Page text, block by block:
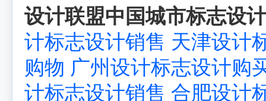
设计联盟中国城市标志设
计标志设计销售 天津设计
购物 广州设计标志设计购
计标志设计销售 合肥设计